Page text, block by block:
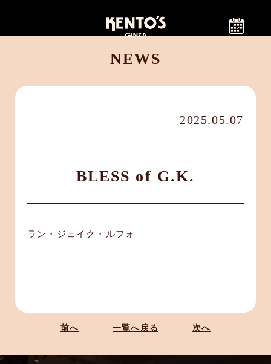
NEWS
2025.05.07
BLESS of G.K.
ラン・ジェイク・ルフォ
前へ 一覧へ戻る 次へ